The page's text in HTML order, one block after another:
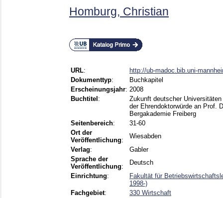
Homburg, Christian
URL:
http://ub-madoc.bib.uni-
Dokumenttyp:
Buchkapitel
Erscheinungsjahr: 2008
Buchtitel :
Zukunft deutscher
der Ehrendoktorwürde an Prof.
Bergakademie Freiberg
Seitenbereich:
31-60
Ort der
Veröffentlichung:
Wiesabden
Verlag:
Gabler
Sprache der
Veröffentlichung:
Deutsch
Einrichtung:
Fakultät für
1998-)
Fachgebiet:
330 Wirtschaft